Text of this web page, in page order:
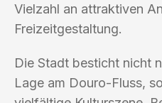
Vielzahl an attraktiven
Freizeitgestaltung.
Die Stadt besticht nicht
Lage am Douro-Fluss,